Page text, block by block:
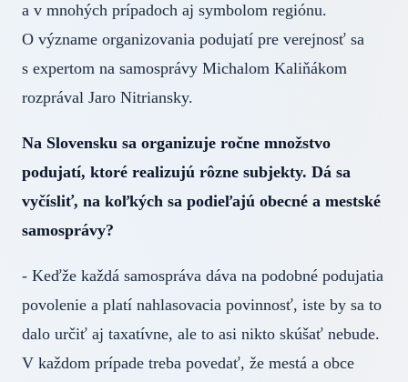
a v mnohých prípadoch aj symbolom regiónu.
O význame organizovania podujatí pre verejnosť sa
s expertom na samosprávy Michalom Kaliňákom
rozprával Jaro Nitriansky.
Na Slovensku sa organizuje ročne množstvo
podujatí, ktoré realizujú rôzne subjekty. Dá sa
vyčísliť, na koľkých sa podieľajú obecné a mestské
samosprávy?
- Keďže každá samospráva dáva na podobné podujatia
povolenie a platí nahlasovacia povinnosť, iste by sa to
dalo určiť aj taxatívne, ale to asi nikto skúšať nebude.
V každom prípade treba povedať, že mestá a obce